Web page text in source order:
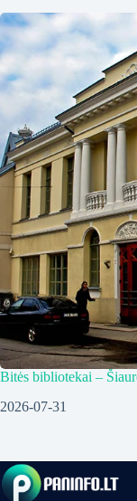
Bitės bibliotekai –
2026-07-31